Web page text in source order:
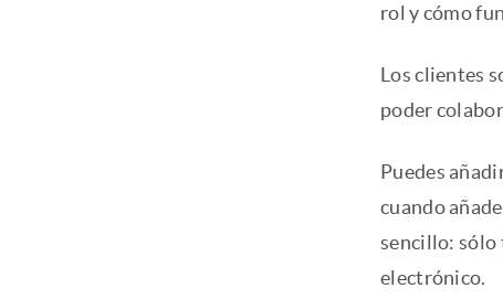
rol y cómo
Los clientes
poder
Puedes
cuando
sencillo: sólo
electrónico.